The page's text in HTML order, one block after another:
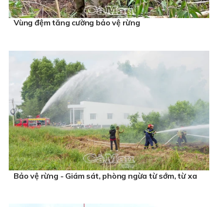
Vùng đệm tăng cường bảo vệ rừng
Bảo vệ rừng - Giám sát, phòng ngừa từ sớm, từ xa